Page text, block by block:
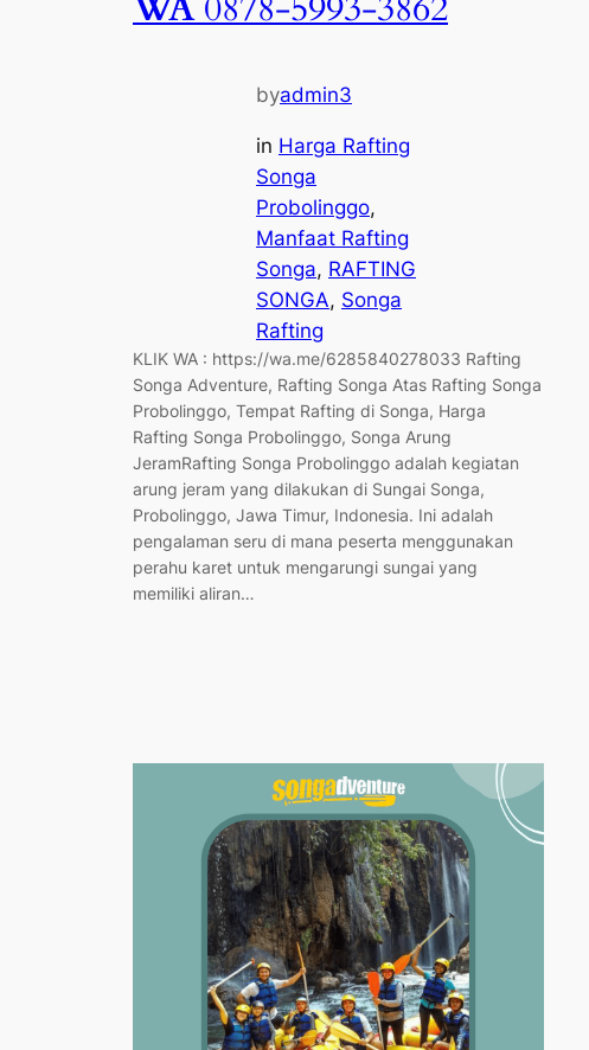
WA 0878-5993-3862
byadmin3
in Harga Rafting
Songa
Probolinggo
Manfaat Rafting
Songa, RAFTING
SONGA, Songa
Rafting
KLIK WA : https://wa.me/6285840278033 Rafting
Songa Adventure, Rafting Songa Atas Rafting Songa
Probolinggo, Tempat Rafting di Songa, Harga
Rafting Songa Probolinggo, Songa Arung
JeramRafting Songa Probolinggo adalah kegiatan
arung jeram yang dilakukan di Sungai Songa,
Probolinggo, Jawa Timur, Indonesia. Ini adalah
pengalaman seru di mana peserta menggunakan
perahu karet untuk mengarungi sungai yang
memiliki aliran…